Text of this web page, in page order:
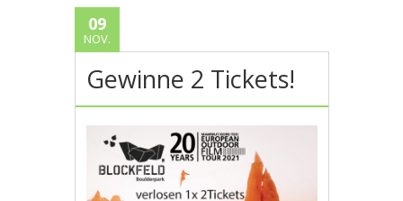
09
NOV.
Gewinne 2 Tickets!